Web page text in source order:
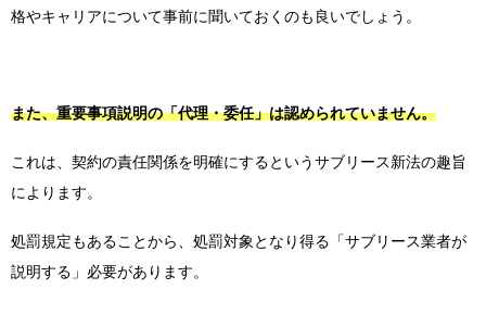
格やキャリアについて事前に聞いておくのも良いでしょう。
また、重要事項説明の「代理・委任」は認められていません。
これは、契約の責任関係を明確にするというサブリース新法の趣旨
によります。
処罰規定もあることから、処罰対象となり得る「サブリース業者が
説明する」必要があります。